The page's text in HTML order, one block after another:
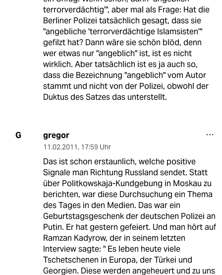
terrorverdächtig'", aber mal als Frage: Hat die
Berliner Polizei tatsächlich gesagt, dass sie
"angebliche 'terrorverdächtige Islamsisten'"
gefilzt hat? Dann wäre sie schön blöd, denn
wer etwas nur "angeblich" ist, ist es nicht
wirklich. Aber tatsächlich ist es ja auch so,
dass die Bezeichnung "angeblich" vom Autor
stammt und nicht von der Polizei, obwohl der
Duktus des Satzes das unterstellt.
G gregor
11.02.2011, 17:59 Uhr
Das ist schon erstaunlich, welche positive
Signale man Richtung Russland sendet. Statt
über Politkowskaja-Kundgebung in Moskau zu
berichten, war diese Durchsuchung ein Thema
des Tages in den Medien. Das war ein
Geburtstagsgeschenk der deutschen Polizei an
Putin. Er hat gestern gefeiert. Und man hört auf
Ramzan Kadyrow, der in seinem letzten
Interview sagte: " Es leben heute viele
Tschetschenen in Europa, der Türkei und
Georgien. Diese werden angeheuert und zu uns